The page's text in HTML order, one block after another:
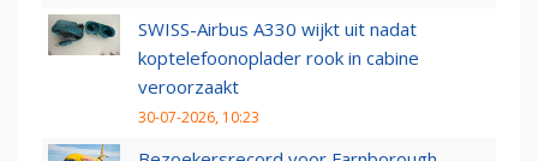
SWISS-Airbus A330 wijkt uit nadat
koptelefoonoplader rook in cabine
veroorzaakt
30-07-2026, 10:23